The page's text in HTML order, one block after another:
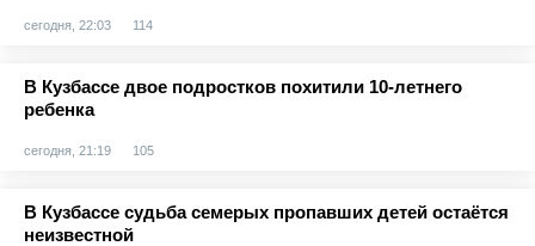
сегодня, 22:03 114
В Кузбассе двое подростков похитили 10-летнего
ребенка
сегодня, 21:19 105
В Кузбассе судьба семерых пропавших детей остаётся
неизвестной